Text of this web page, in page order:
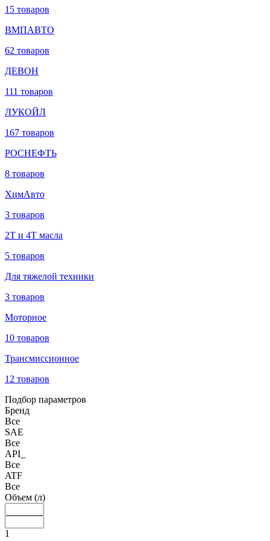
15 товаров
ВМПАВТО
62 товаров
ДЕВОН
111 товаров
ЛУКОЙЛ
167 товаров
РОСНЕФТЬ
8 товаров
ХимАвто
3 товаров
2Т и 4Т масла
5 товаров
Для тяжелой техники
3 товаров
Моторное
10 товаров
Трансмиссионное
12 товаров
Подбор параметров
Бренд
Все
SAE
Все
API_
Все
ATF
Все
Объем (л)
1